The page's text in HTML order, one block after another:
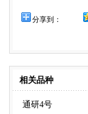
分享到：
相关品种
通研4号